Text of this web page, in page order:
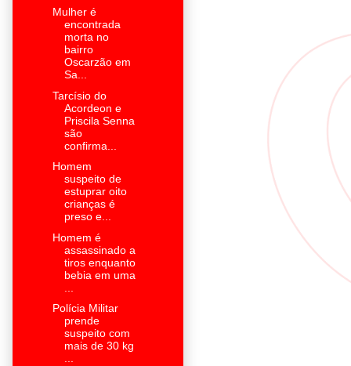
Mulher é
encontrada
morta no
bairro
Oscarzão em
Sa...
Tarcísio do
Acordeon e
Priscila Senna
são
confirma...
Homem
suspeito de
estuprar oito
crianças é
preso e...
Homem é
assassinado a
tiros enquanto
bebia em uma
Polícia Militar
prende
suspeito com
mais de 30 kg
...